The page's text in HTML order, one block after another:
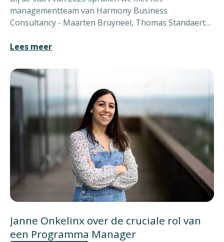
managementteam van Harmony Business
Consultancy - Maarten Bruyneel, Thomas Standaert
Lees meer
Janne Onkelinx over de cruciale rol van
een Programma Manager